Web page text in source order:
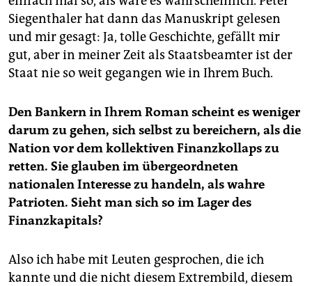
Siegenthaler hat dann das Manuskript gelesen
und mir gesagt: Ja, tolle Geschichte, gefällt mir
gut, aber in meiner Zeit als Staatsbeamter ist der
Staat nie so weit gegangen wie in Ihrem Buch.
Den Bankern in Ihrem Roman scheint es weniger
darum zu gehen, sich selbst zu bereichern, als die
Nation vor dem kollektiven Finanzkollaps zu
retten. Sie glauben im übergeordneten
nationalen Interesse zu handeln, als wahre
Patrioten. Sieht man sich so im Lager des
Finanzkapitals?
Also ich habe mit Leuten gesprochen, die ich
kannte und die nicht diesem Extrembild, diesem